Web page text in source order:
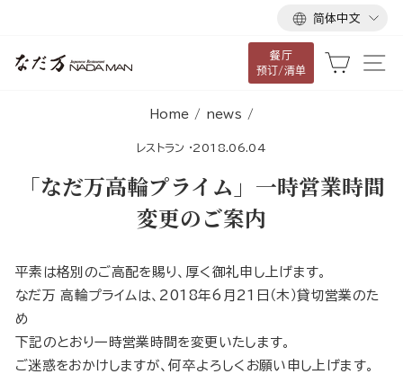
语
言
简体中文
餐厅
预订/清单
大车
Home / news /
レストラン ·2018.06.04
「なだ万高輪プライム」一時営業時間
変更のご案内
平素は格別のご高配を賜り、厚く御礼申し上げます。
なだ万 高輪プライムは、2018年6月21日（木）貸切営業のた
め
下記のとおり一時営業時間を変更いたします。
ご迷惑をおかけしますが、何卒よろしくお願い申し上げます。